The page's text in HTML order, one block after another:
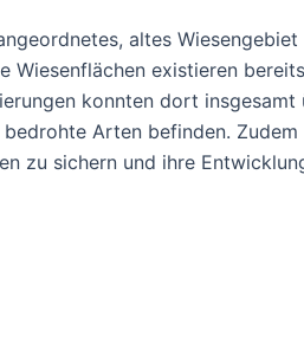
altes
Wiesenflächen existieren
konnten dort
Arten befinden.
zu sichern und ihre